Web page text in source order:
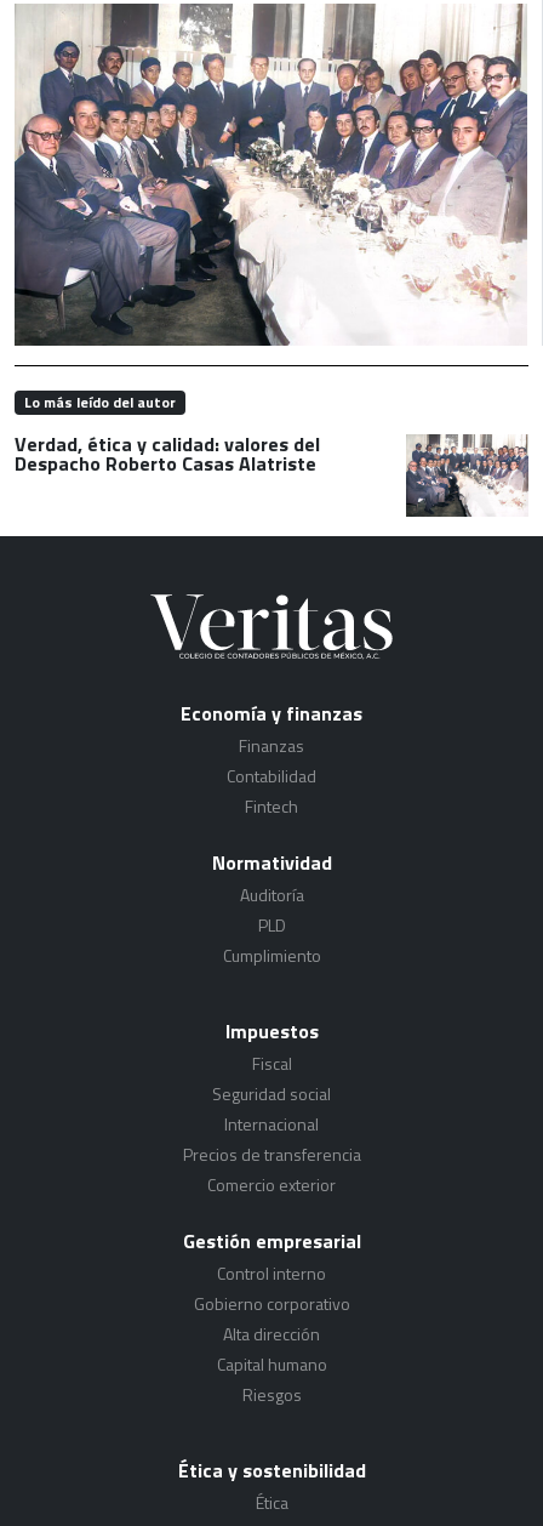
Lo más leído del autor
Verdad, ética y calidad: valores del
Despacho Roberto Casas Alatriste
Economía y finanzas
Finanzas
Contabilidad
Fintech
Normatividad
Auditoría
PLD
Cumplimiento
Impuestos
Fiscal
Seguridad social
Internacional
Precios de transferencia
Comercio exterior
Gestión empresarial
Control interno
Gobierno corporativo
Alta dirección
Capital humano
Riesgos
Ética y sostenibilidad
Ética